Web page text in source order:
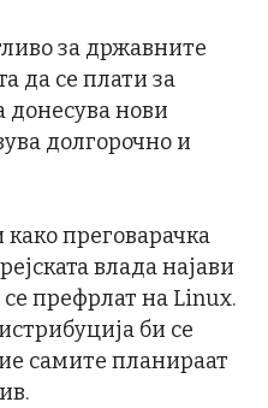
за државните
да се плати за
нови
долгорочно и
преговарачка
влада најави
префрлат на Linux.
би се
самите планираат